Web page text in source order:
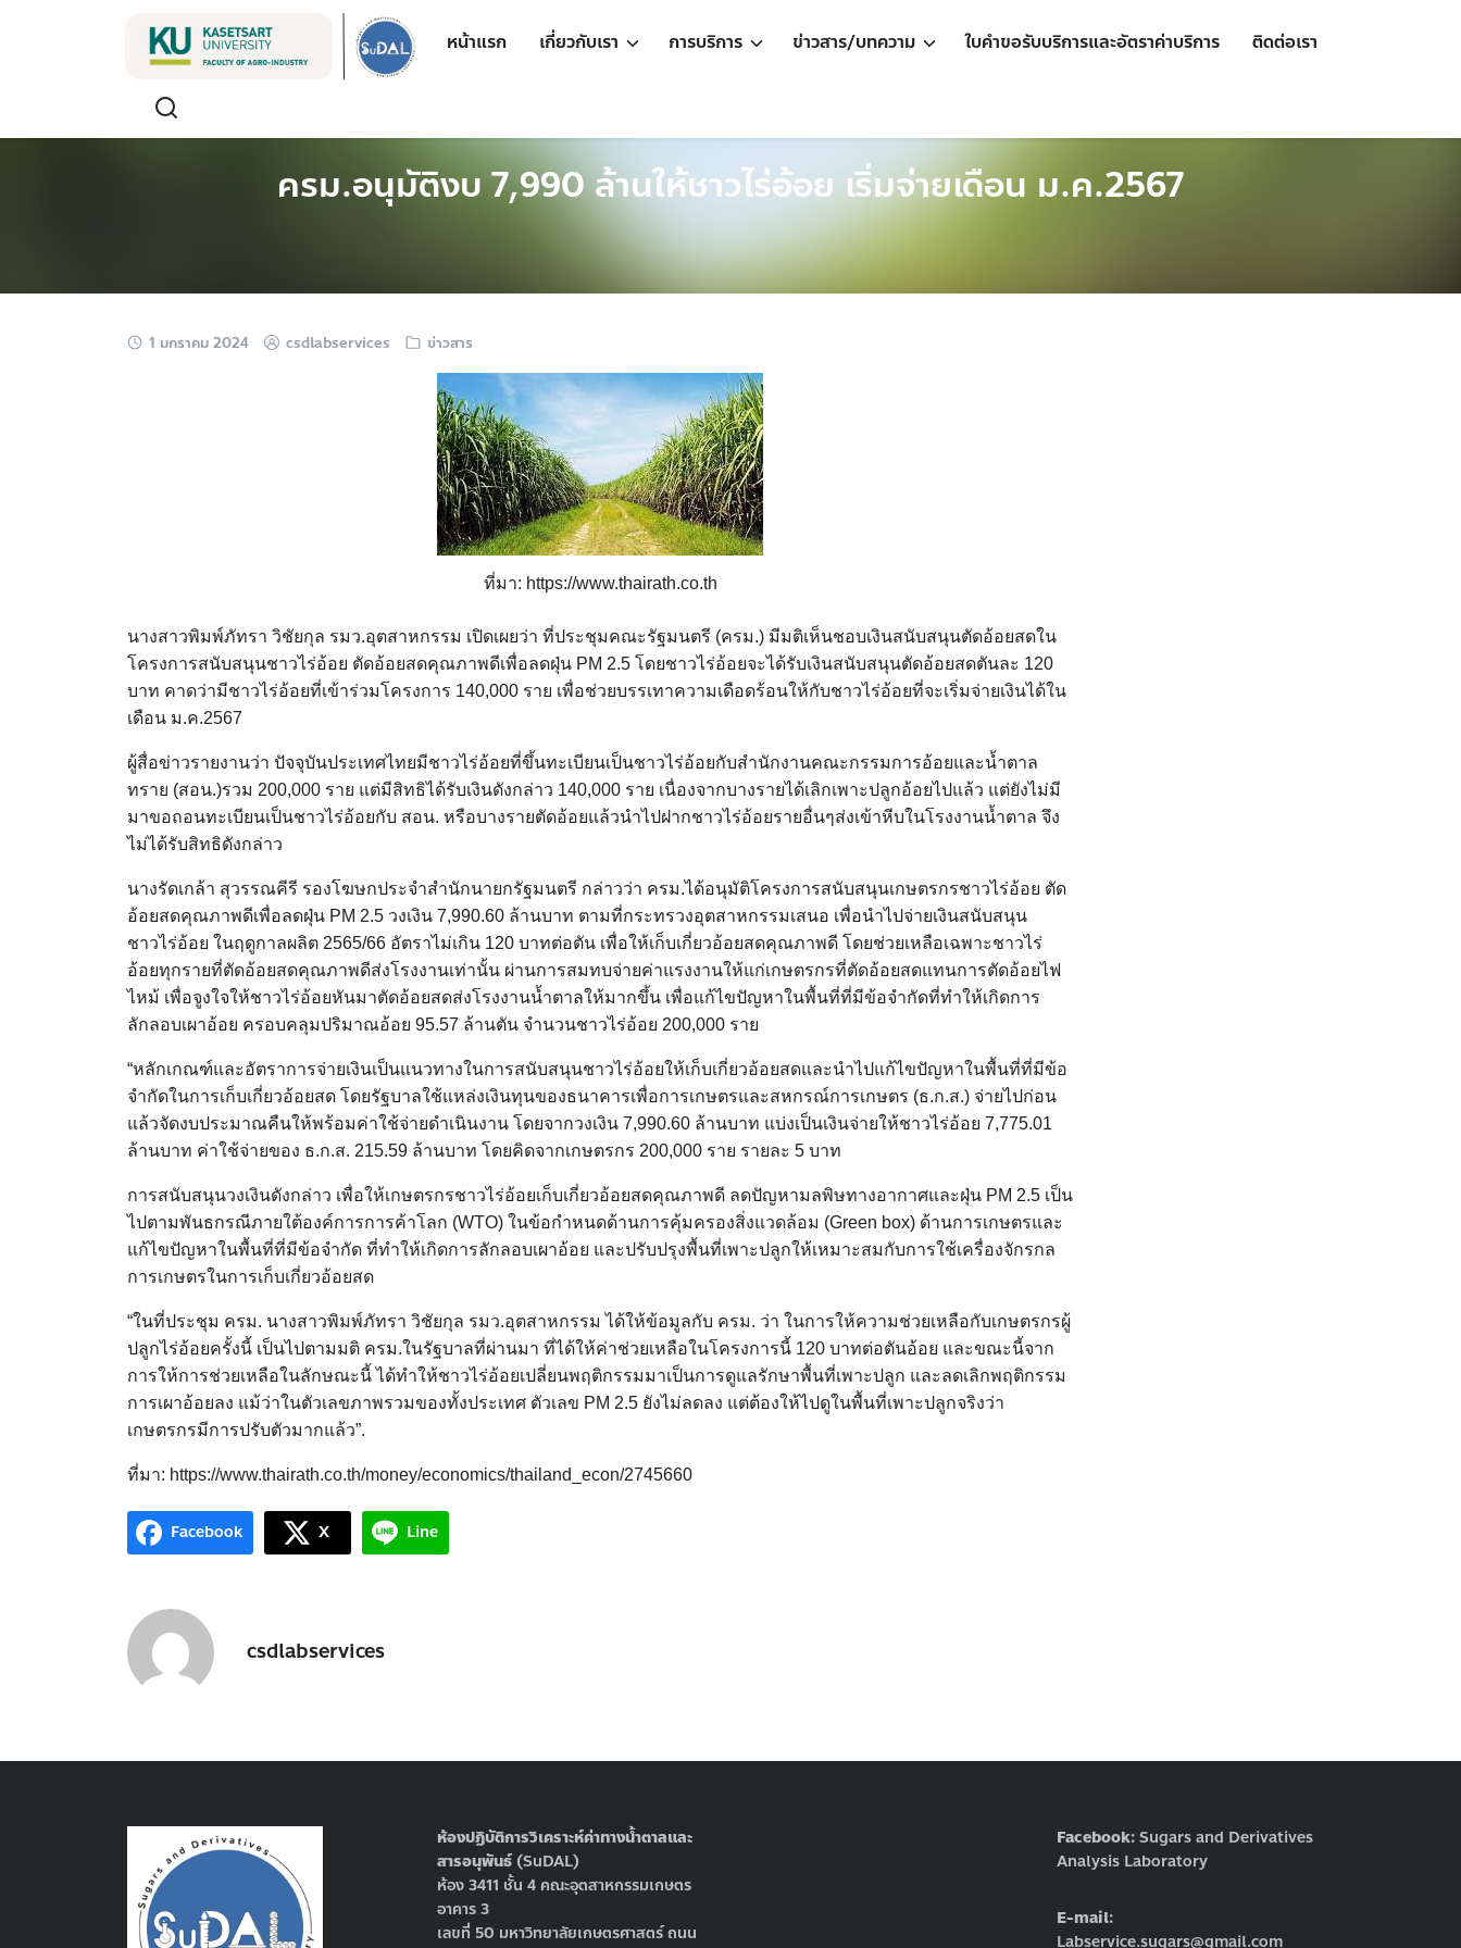
หน้าแรก เกี่ยวกับเรา การบริการ ข่าวสาร/บทความ ใบคำขอรับบริการและอัตราค่าบริการ ติดต่อเรา
Search
for:
Search
ครม.อนุมัติงบ 7,990 ล้านให้ชาวไร่อ้อย เริ่มจ่ายเดือน ม.ค.2567
1 มกราคม 2024 csdlabservices ข่าวสาร
ที่มา: https://www.thairath.co.th
นางสาวพิมพ์ภัทรา วิชัยกุล รมว.อุตสาหกรรม เปิดเผยว่า ที่ประชุมคณะรัฐมนตรี (ครม.) มีมติเห็นชอบเงินสนับสนุนตัดอ้อยสดใน
โครงการสนับสนุนชาวไร่อ้อย ตัดอ้อยสดคุณภาพดีเพื่อลดฝุ่น PM 2.5 โดยชาวไร่อ้อยจะได้รับเงินสนับสนุนตัดอ้อยสดตันละ 120
บาท คาดว่ามีชาวไร่อ้อยที่เข้าร่วมโครงการ 140,000 ราย เพื่อช่วยบรรเทาความเดือดร้อนให้กับชาวไร่อ้อยที่จะเริ่มจ่ายเงินได้ใน
เดือน ม.ค.2567
ผู้สื่อข่าวรายงานว่า ปัจจุบันประเทศไทยมีชาวไร่อ้อยที่ขึ้นทะเบียนเป็นชาวไร่อ้อยกับสำนักงานคณะกรรมการอ้อยและน้ำตาล
ทราย (สอน.)รวม 200,000 ราย แต่มีสิทธิได้รับเงินดังกล่าว 140,000 ราย เนื่องจากบางรายได้เลิกเพาะปลูกอ้อยไปแล้ว แต่ยังไม่มี
มาขอถอนทะเบียนเป็นชาวไร่อ้อยกับ สอน. หรือบางรายตัดอ้อยแล้วนำไปฝากชาวไร่อ้อยรายอื่นๆส่งเข้าหีบในโรงงานน้ำตาล จึง
ไม่ได้รับสิทธิดังกล่าว
นางรัดเกล้า สุวรรณคีรี รองโฆษกประจำสำนักนายกรัฐมนตรี กล่าวว่า ครม.ได้อนุมัติโครงการสนับสนุนเกษตรกรชาวไร่อ้อย ตัด
อ้อยสดคุณภาพดีเพื่อลดฝุ่น PM 2.5 วงเงิน 7,990.60 ล้านบาท ตามที่กระทรวงอุตสาหกรรมเสนอ เพื่อนำไปจ่ายเงินสนับสนุน
ชาวไร่อ้อย ในฤดูกาลผลิต 2565/66 อัตราไม่เกิน 120 บาทต่อตัน เพื่อให้เก็บเกี่ยวอ้อยสดคุณภาพดี โดยช่วยเหลือเฉพาะชาวไร่
อ้อยทุกรายที่ตัดอ้อยสดคุณภาพดีส่งโรงงานเท่านั้น ผ่านการสมทบจ่ายค่าแรงงานให้แก่เกษตรกรที่ตัดอ้อยสดแทนการตัดอ้อยไฟ
ไหม้ เพื่อจูงใจให้ชาวไร่อ้อยหันมาตัดอ้อยสดส่งโรงงานน้ำตาลให้มากขึ้น เพื่อแก้ไขปัญหาในพื้นที่ที่มีข้อจำกัดที่ทำให้เกิดการ
ลักลอบเผาอ้อย ครอบคลุมปริมาณอ้อย 95.57 ล้านตัน จำนวนชาวไร่อ้อย 200,000 ราย
“หลักเกณฑ์และอัตราการจ่ายเงินเป็นแนวทางในการสนับสนุนชาวไร่อ้อยให้เก็บเกี่ยวอ้อยสดและนำไปแก้ไขปัญหาในพื้นที่ที่มีข้อ
จำกัดในการเก็บเกี่ยวอ้อยสด โดยรัฐบาลใช้แหล่งเงินทุนของธนาคารเพื่อการเกษตรและสหกรณ์การเกษตร (ธ.ก.ส.) จ่ายไปก่อน
แล้วจัดงบประมาณคืนให้พร้อมค่าใช้จ่ายดำเนินงาน โดยจากวงเงิน 7,990.60 ล้านบาท แบ่งเป็นเงินจ่ายให้ชาวไร่อ้อย 7,775.01
ล้านบาท ค่าใช้จ่ายของ ธ.ก.ส. 215.59 ล้านบาท โดยคิดจากเกษตรกร 200,000 ราย รายละ 5 บาท
การสนับสนุนวงเงินดังกล่าว เพื่อให้เกษตรกรชาวไร่อ้อยเก็บเกี่ยวอ้อยสดคุณภาพดี ลดปัญหามลพิษทางอากาศและฝุ่น PM 2.5 เป็น
ไปตามพันธกรณีภายใต้องค์การการค้าโลก (WTO) ในข้อกำหนดด้านการคุ้มครองสิ่งแวดล้อม (Green box) ด้านการเกษตรและ
แก้ไขปัญหาในพื้นที่ที่มีข้อจำกัด ที่ทำให้เกิดการลักลอบเผาอ้อย และปรับปรุงพื้นที่เพาะปลูกให้เหมาะสมกับการใช้เครื่องจักรกล
การเกษตรในการเก็บเกี่ยวอ้อยสด
“ในที่ประชุม ครม. นางสาวพิมพ์ภัทรา วิชัยกุล รมว.อุตสาหกรรม ได้ให้ข้อมูลกับ ครม. ว่า ในการให้ความช่วยเหลือกับเกษตรกรผู้
ปลูกไร่อ้อยครั้งนี้ เป็นไปตามมติ ครม.ในรัฐบาลที่ผ่านมา ที่ได้ให้ค่าช่วยเหลือในโครงการนี้ 120 บาทต่อตันอ้อย และขณะนี้จาก
การให้การช่วยเหลือในลักษณะนี้ ได้ทำให้ชาวไร่อ้อยเปลี่ยนพฤติกรรมมาเป็นการดูแลรักษาพื้นที่เพาะปลูก และลดเลิกพฤติกรรม
การเผาอ้อยลง แม้ว่าในตัวเลขภาพรวมของทั้งประเทศ ตัวเลข PM 2.5 ยังไม่ลดลง แต่ต้องให้ไปดูในพื้นที่เพาะปลูกจริงว่า
เกษตรกรมีการปรับตัวมากแล้ว”.
ที่มา: https://www.thairath.co.th/money/economics/thailand_econ/2745660
Facebook X Line
csdlabservices
ห้องปฏิบัติการวิเคราะห์ค่าทางน้ำตาลและ
สารอนุพันธ์ (SuDAL)
ห้อง 3411 ชั้น 4 คณะอุตสาหกรรมเกษตร
อาคาร 3
เลขที่ 50 มหาวิทยาลัยเกษตรศาสตร์ ถนน
Facebook:Sugars and Derivatives
Analysis Laboratory
E-mail:
Labservice.sugars@gmail.com